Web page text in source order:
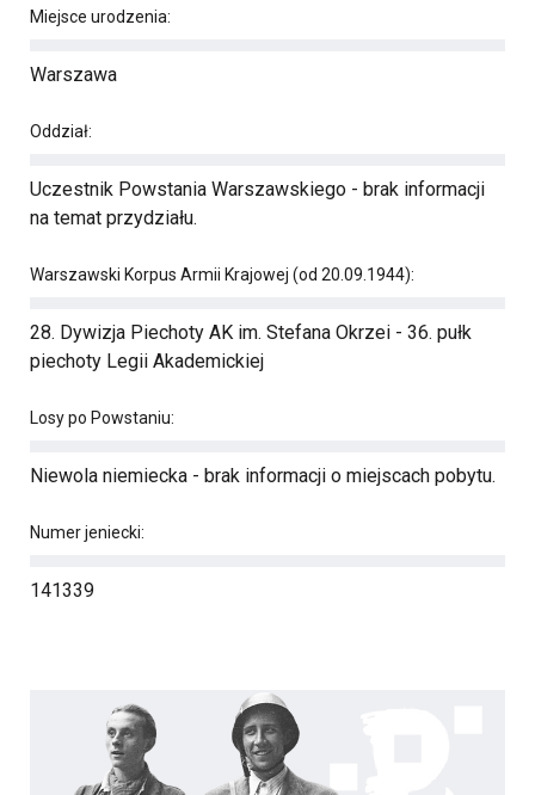
Miejsce urodzenia:
Warszawa
Oddział:
Uczestnik Powstania Warszawskiego - brak informacji
na temat przydziału.
Warszawski Korpus Armii Krajowej (od 20.09.1944):
28. Dywizja Piechoty AK im. Stefana Okrzei - 36. pułk
piechoty Legii Akademickiej
Losy po Powstaniu:
Niewola niemiecka - brak informacji o miejscach pobytu.
Numer jeniecki:
141339